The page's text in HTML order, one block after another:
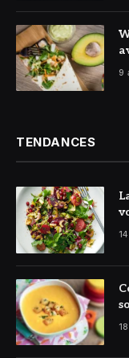
© DR
9
TENDANCES